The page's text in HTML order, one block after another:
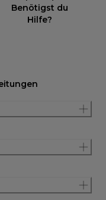
Benötigst du
Hilfe?